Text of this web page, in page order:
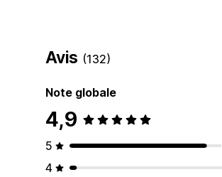
Avis (132)
Note globale
4,9
5
4